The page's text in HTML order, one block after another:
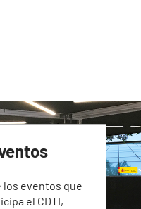
los eventos que
el CDTI,